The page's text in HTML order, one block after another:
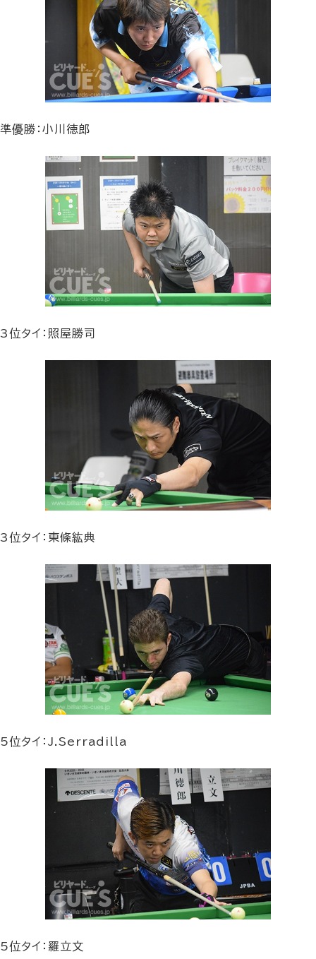
準優勝：小川徳郎
3位タイ：照屋勝司
3位タイ：東條紘典
5位タイ：J.Serradilla
5位タイ：羅立文